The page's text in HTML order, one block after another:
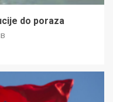
do poraza